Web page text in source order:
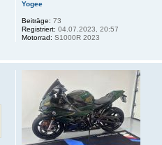
Yogee
Beiträge: 73
Registriert: 04.07.2023, 20:57
Motorrad: S1000R 2023